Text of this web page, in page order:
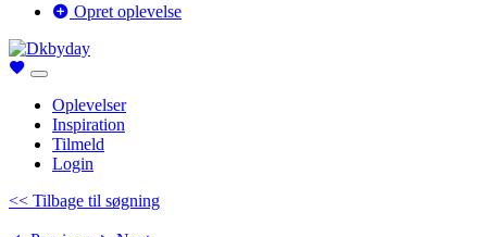
Opret oplevelse
Oplevelser
Inspiration
Tilmeld
Login
<< Tilbage til søgning